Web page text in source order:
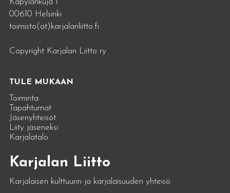
Käpylänkuja 1
00610 Helsinki
toimisto(at)karjalanliitto.fi
Copyright Karjalan Liitto ry
TULE MUKAAN
Toiminta
Tapahtumat
Jäsenyhteisöt
Liity jäseneksi
Karjalatalo
Karjalan Liitto
Karjalaisen kulttuurin ja karjalaisuuden yhteisö